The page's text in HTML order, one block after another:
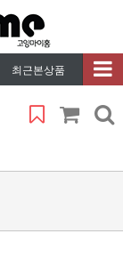
최근본상품